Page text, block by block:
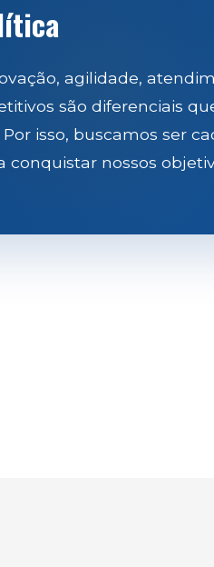
agilidade,
são diferenciais
isso, buscamos ser
conquistar nossos